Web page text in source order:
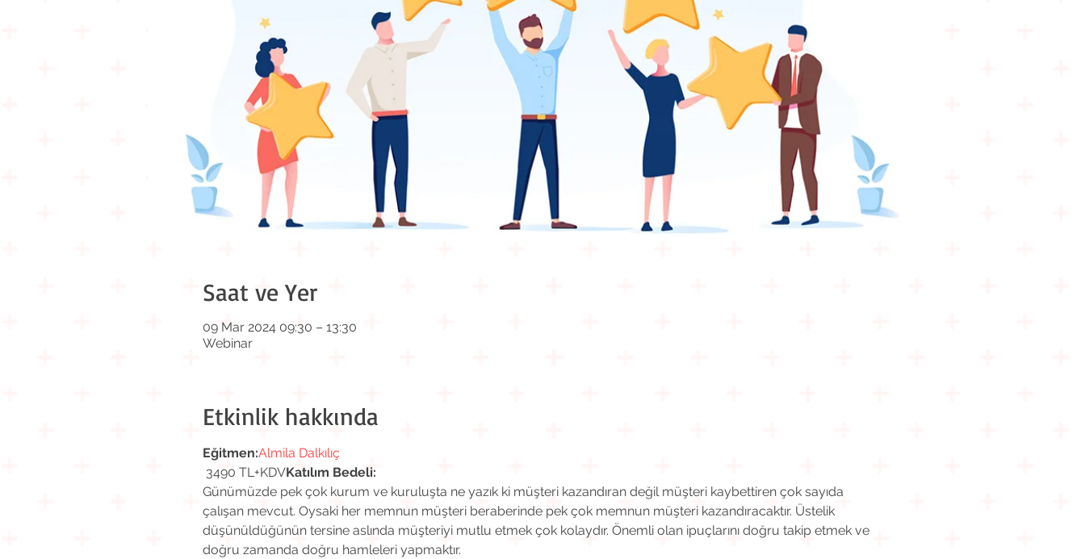
Saat ve Yer
09 Mar 2024 09:30 – 13:30
Webinar
Etkinlik hakkında
Eğitmen:Almila Dalkılıç
3490 TL+KDVKatılım Bedeli:
Günümüzde pek çok kurum ve kuruluşta ne yazık ki müşteri kazandıran değil müşteri kaybettiren çok sayıda
çalışan mevcut. Oysaki her memnun müşteri beraberinde pek çok memnun müşteri kazandıracaktır. Üstelik
düşünüldüğünün tersine aslında müşteriyi mutlu etmek çok kolaydır. Önemli olan ipuçlarını doğru takip etmek ve
doğru zamanda doğru hamleleri yapmaktır.